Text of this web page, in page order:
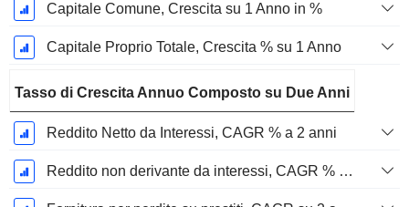
Capitale Comune, Crescita su 1 Anno in %
Capitale Proprio Totale, Crescita % su 1 Anno
Tasso di Crescita Annuo Composto su Due Anni
Reddito Netto da Interessi, CAGR % a 2 anni
Reddito non derivante da interessi, CAGR % a 2 anni